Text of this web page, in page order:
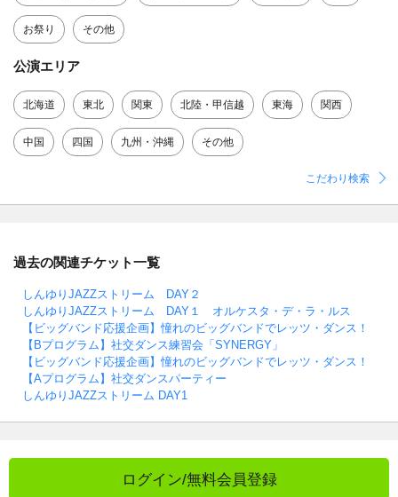
お祭り その他
公演エリア
北海道 東北 関東 北陸・甲信越 東海 関西
中国 四国 九州・沖縄 その他
こだわり検索
過去の関連チケット一覧
しんゆりJAZZストリーム DAY２
しんゆりJAZZストリーム DAY１ オルケスタ・デ・ラ・ルス
【ビッグバンド応援企画】憧れのビッグバンドでレッツ・ダンス！
【Bプログラム】社交ダンス練習会「SYNERGY」
【ビッグバンド応援企画】憧れのビッグバンドでレッツ・ダンス！
【Aプログラム】社交ダンスパーティー
しんゆりJAZZストリーム DAY1
ログイン/無料会員登録